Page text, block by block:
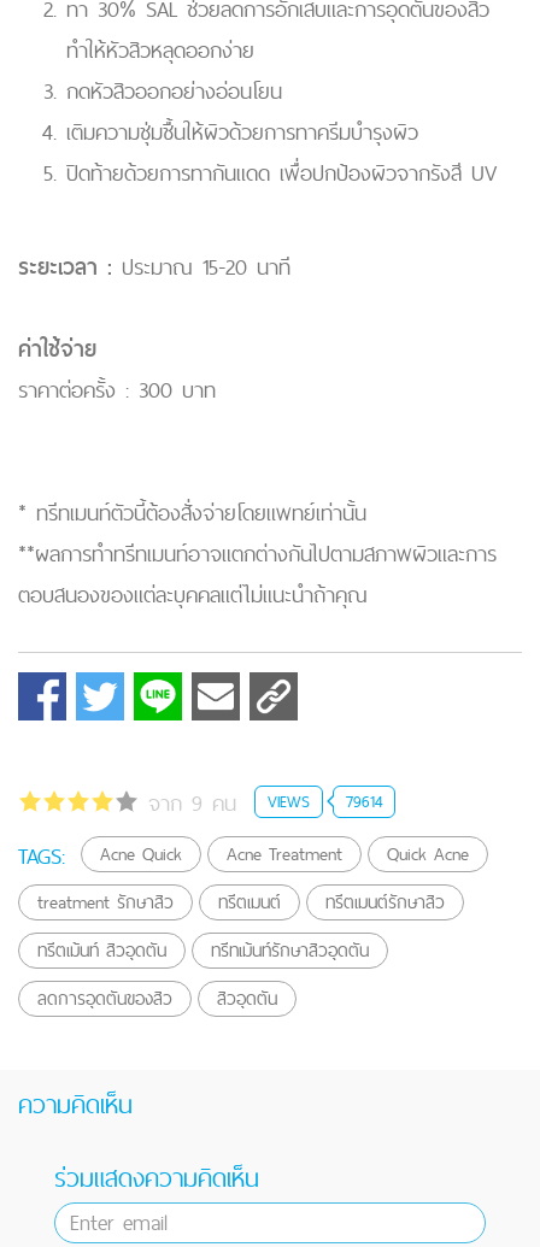
ทา 30% SAL ช่วยลดการอักเสบและการอุดตันของสิว
ทำให้หัวสิวหลุดออกง่าย
กดหัวสิวออกอย่างอ่อนโยน
เติมความชุ่มชื้นให้ผิวด้วยการทาครีมบำรุงผิว
ปิดท้ายด้วยการทากันแดด เพื่อปกป้องผิวจากรังสี UV
ระยะเวลา : ประมาณ 15-20 นาที
ค่าใช้จ่าย
ราคาต่อครั้ง : 300 บาท
* ทรีทเมนท์ตัวนี้ต้องสั่งจ่ายโดยแพทย์เท่านั้น
**ผลการทำทรีทเมนท์อาจแตกต่างกันไปตามสภาพผิวและการ
ตอบสนองของแต่ละบุคคลแต่ไม่แนะนำถ้าคุณ
จาก 9 คน VIEWS 79614
TAGS: Acne Quick Acne Treatment
Quick Acne
treatment รักษาสิว
ทรีตเมนต์
ทรีตเมนต์รักษาสิว
ทรีตเม้นท์ สิวอุดตัน
ทรีทเม้นท์รักษาสิวอุดตัน
ลดการอุดตันของสิว
สิวอุดตัน
ความคิดเห็น
ร่วมแสดงความคิดเห็น